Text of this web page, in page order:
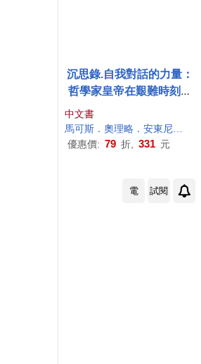
沉思錄.自我對話的力量：
哲學家皇帝在艱難時刻依
然自信堅定的心靈思索
中文書
馬可斯．奧理略． 安東尼
優惠價: 79 折, 331 元
電 試閱